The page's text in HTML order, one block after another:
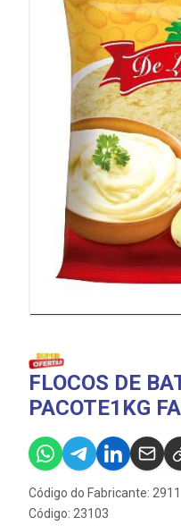
FLOCOS DE
PACOTE1KG
Código do Fabricante: 2911
Código: 23103